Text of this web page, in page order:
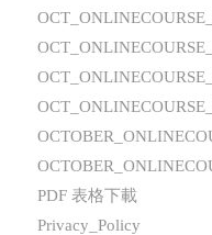
PDF 表格下載
Privacy_Policy